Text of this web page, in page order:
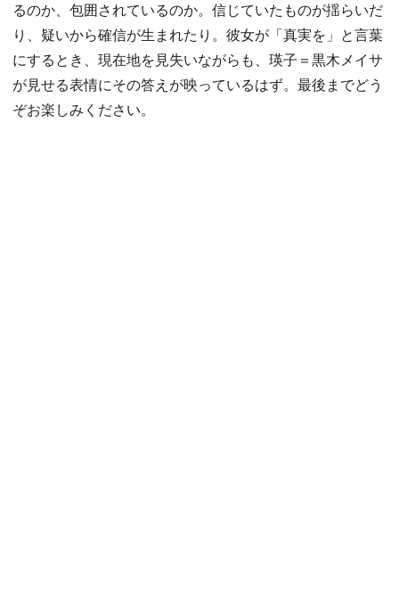
るのか、包囲されているのか。信じていたものが揺らいだ
り、疑いから確信が生まれたり。彼女が「真実を」と言葉
にするとき、現在地を見失いながらも、瑛子＝黒木メイサ
が見せる表情にその答えが映っているはず。最後までどう
ぞお楽しみください。